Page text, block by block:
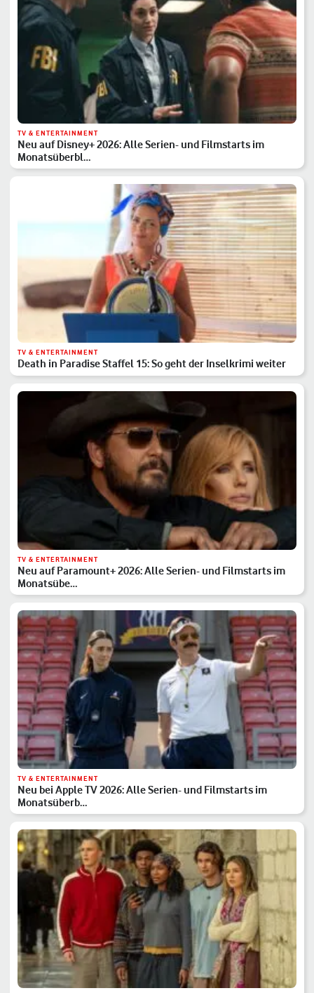
TV & ENTERTAINMENT
Neu auf Disney+ 2026: Alle Serien- und Filmstarts im
Monatsüberbl…
TV & ENTERTAINMENT
Death in Paradise Staffel 15: So geht der Inselkrimi weiter
TV & ENTERTAINMENT
Neu auf Paramount+ 2026: Alle Serien- und Filmstarts im
Monatsübe…
TV & ENTERTAINMENT
Neu bei Apple TV 2026: Alle Serien- und Filmstarts im
Monatsüberb…